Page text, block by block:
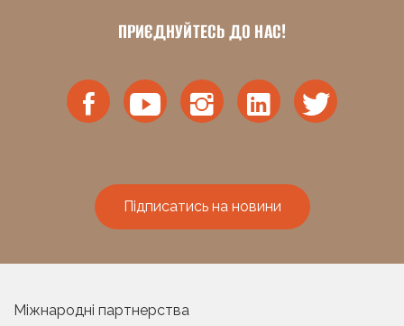
ПРИЄДНУЙТЕСЬ ДО НАС!
Підписатись на новини
Міжнародні партнерства